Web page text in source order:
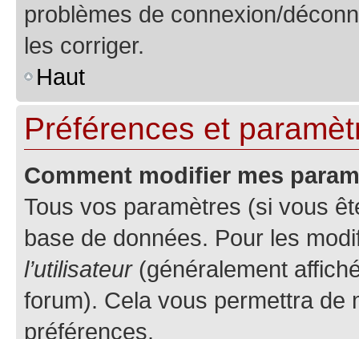
problèmes de connexion/
les corriger.
Haut
Préférences et
Comment modifier mes
Tous vos paramètres (si vous
base de données. Pour les
l’utilisateur(généralement
forum). Cela vous permettra de
préférences.